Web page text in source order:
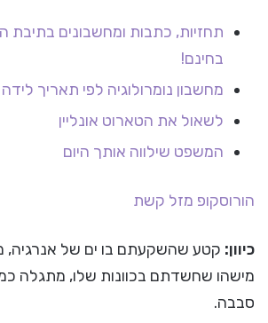
תחזיות, כתבות ומחשבונים בתיבת
בחינם!
מחשבון נומרולוגיה לפי תאריך לידה
לשאול את הטארוט אונליין
המשפט שילווה אותך היום
הורוסקופ מזל קשת
כיוון: קטע שהשקעתם בו ים של אנרגיה,
מישהו שחשדתם בכוונות שלו, מתגלה
סבבה.